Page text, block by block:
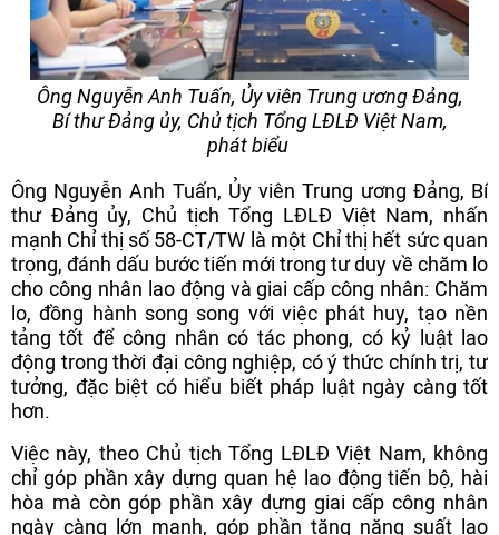
Ông Nguyễn Anh Tuấn, Ủy viên Trung ương Đảng,
Bí thư Đảng ủy, Chủ tịch Tổng LĐLĐ Việt Nam,
phát biểu
Ông Nguyễn Anh Tuấn, Ủy viên Trung ương Đảng, Bí
thư Đảng ủy, Chủ tịch Tổng LĐLĐ Việt Nam, nhấn
mạnh Chỉ thị số 58-CT/TW là một Chỉ thị hết sức quan
trọng, đánh dấu bước tiến mới trong tư duy về chăm lo
cho công nhân lao động và giai cấp công nhân: Chăm
lo, đồng hành song song với việc phát huy, tạo nền
tảng tốt để công nhân có tác phong, có kỷ luật lao
động trong thời đại công nghiệp, có ý thức chính trị, tư
tưởng, đặc biệt có hiểu biết pháp luật ngày càng tốt
hơn.
Việc này, theo Chủ tịch Tổng LĐLĐ Việt Nam, không
chỉ góp phần xây dựng quan hệ lao động tiến bộ, hài
hòa mà còn góp phần xây dựng giai cấp công nhân
ngày càng lớn mạnh, góp phần tăng năng suất lao